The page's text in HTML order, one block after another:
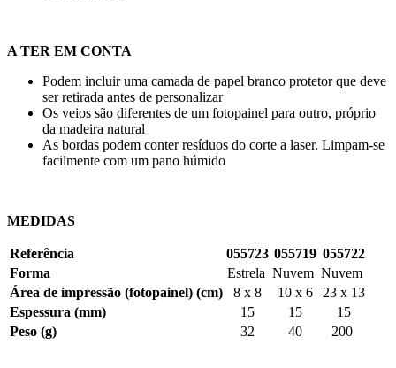
A TER EM CONTA
Podem incluir uma camada de papel branco protetor que deve
ser retirada antes de personalizar
Os veios são diferentes de um fotopainel para outro, próprio
da madeira natural
As bordas podem conter resíduos do corte a laser. Limpam-se
facilmente com um pano húmido
MEDIDAS
Referência 055723 055719 055722
Forma
Estrela Nuvem Nuvem
Área de impressão (fotopainel) (cm)
8 x 8 10 x 6
23 x 13
Espessura (mm)
15 15
15
Peso (g)
32 40 200